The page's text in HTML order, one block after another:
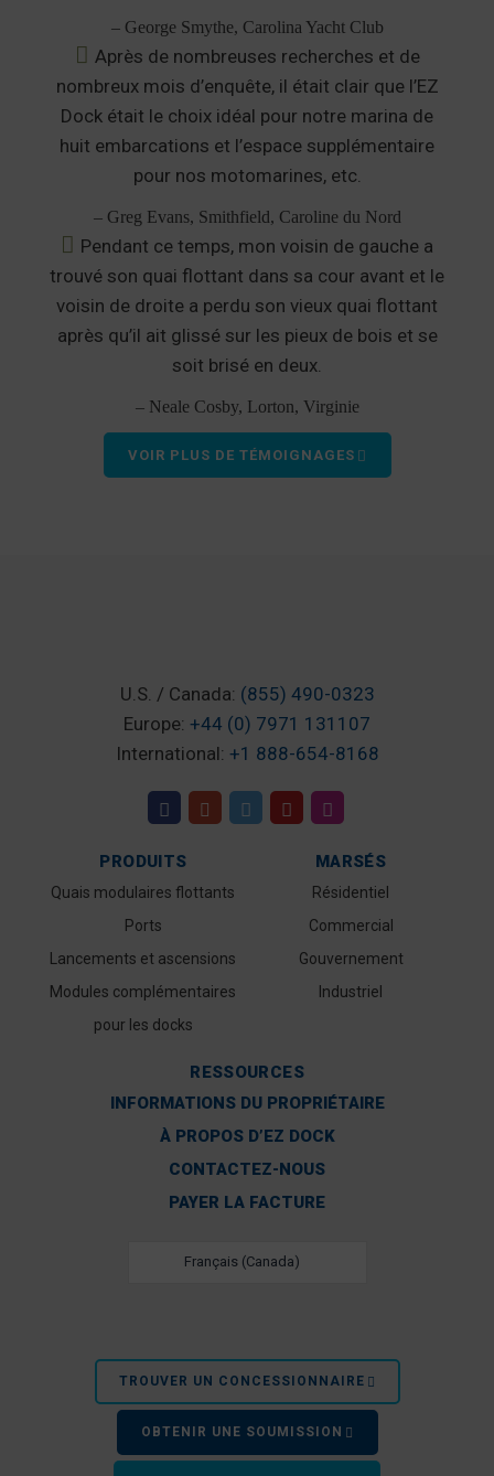
– George Smythe, Carolina Yacht Club
Après de nombreuses recherches et de
nombreux mois d’enquête, il était clair que l’EZ
Dock était le choix idéal pour notre marina de
huit embarcations et l’espace supplémentaire
pour nos motomarines, etc.
– Greg Evans, Smithfield, Caroline du Nord
Pendant ce temps, mon voisin de gauche a
trouvé son quai flottant dans sa cour avant et le
voisin de droite a perdu son vieux quai flottant
après qu’il ait glissé sur les pieux de bois et se
soit brisé en deux.
– Neale Cosby, Lorton, Virginie
VOIR PLUS DE TÉMOIGNAGES
U.S. / Canada: (855) 490-0323
Europe: +44 (0) 7971 131107
International: +1 888-654-8168
PRODUITS
Quais modulaires flottants
Ports
Lancements et ascensions
Modules complémentaires
pour les docks
MARSÉS
Résidentiel
Commercial
Gouvernement
Industriel
RESSOURCES
INFORMATIONS DU PROPRIÉTAIRE
À PROPOS D’EZ DOCK
CONTACTEZ-NOUS
PAYER LA FACTURE
Français (Canada)
TROUVER UN CONCESSIONNAIRE
OBTENIR UNE SOUMISSION